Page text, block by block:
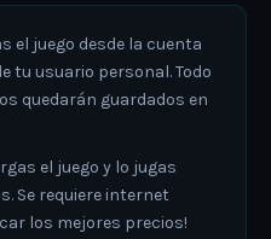
el juego desde la cuenta
tu usuario personal. Todo
quedarán guardados en
el juego y lo jugas
Se requiere internet
los mejores precios!